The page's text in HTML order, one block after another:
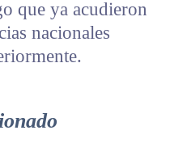
que ya acudieron
nacionales